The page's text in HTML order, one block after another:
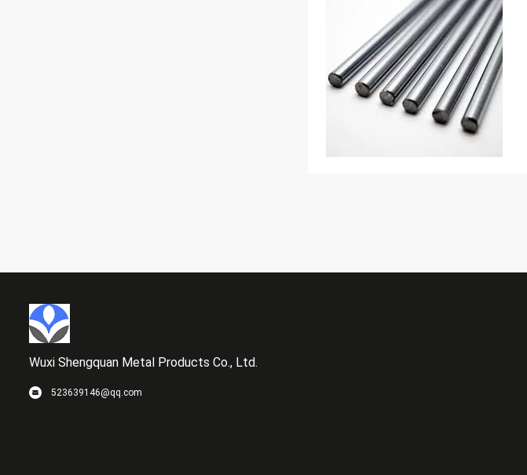
Wuxi Shengquan Metal Products Co., Ltd.
523639146@qq.com